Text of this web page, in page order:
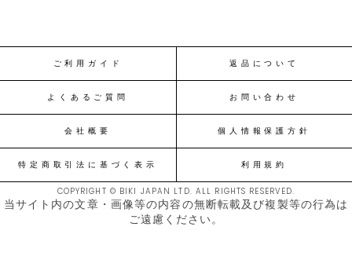
ご利用ガイド 返品について
よくあるご質問 お問い合わせ
会社概要 個人情報保護方針
特定商取引法に基づく表示 利用規約
COPYRIGHT © BIKI JAPAN LTD. ALL RIGHTS RESERVED.
当サイト内の文章・画像等の内容の無断転載及び複製等の行為は
ご遠慮ください。